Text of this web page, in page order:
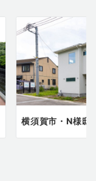
横須賀市・N様邸